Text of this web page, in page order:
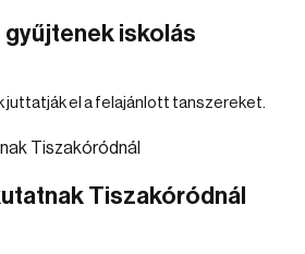
gyűjtenek iskolás
juttatják el a felajánlott tanszereket.
Tiszakóródnál